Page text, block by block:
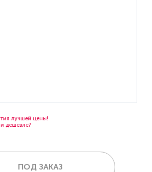
лучшей цены!
дешевле?
ПОД ЗАКАЗ